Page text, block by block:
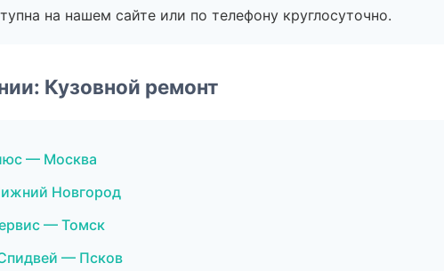
на нашем сайте или по телефону круглосуточно.
Кузовной ремонт
— Москва
Новгород
— Томск
— Псков